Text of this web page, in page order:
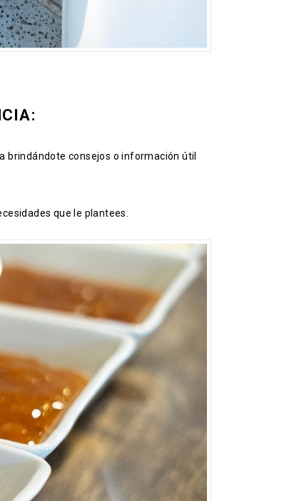
brindándote consejos o información útil
que le plantees.